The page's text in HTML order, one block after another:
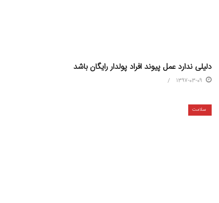
دلیلی ندارد عمل پیوند افراد پولدار رایگان باشد
1397-03-09
سلامت